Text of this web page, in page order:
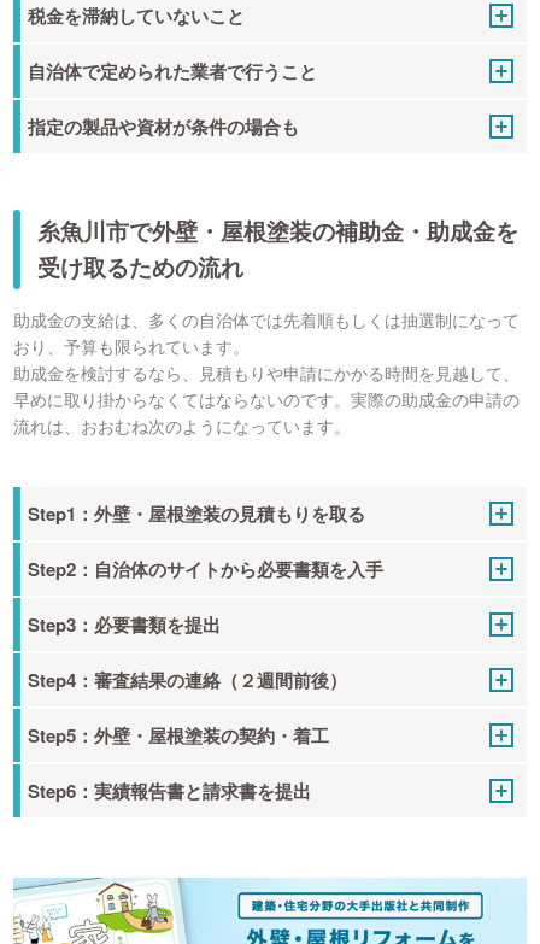
税金を滞納していないこと
自治体で定められた業者で行うこと
指定の製品や資材が条件の場合も
糸魚川市で外壁・屋根塗装の補助金・助成金を
受け取るための流れ
助成金の支給は、多くの自治体では先着順もしくは抽選制になって
おり、予算も限られています。
助成金を検討するなら、見積もりや申請にかかる時間を見越して、
早めに取り掛からなくてはならないのです。実際の助成金の申請の
流れは、おおむね次のようになっています。
Step1：外壁・屋根塗装の見積もりを取る
Step2：自治体のサイトから必要書類を入手
Step3：必要書類を提出
Step4：審査結果の連絡（２週間前後）
Step5：外壁・屋根塗装の契約・着工
Step6：実績報告書と請求書を提出